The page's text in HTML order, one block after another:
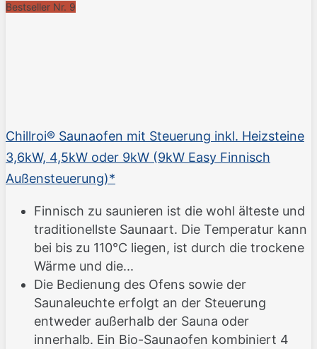
Bestseller Nr. 9
Chillroi® Saunaofen mit Steuerung inkl. Heizsteine
3,6kW, 4,5kW oder 9kW (9kW Easy Finnisch
Außensteuerung)*
Finnisch zu saunieren ist die wohl älteste und
traditionellste Saunaart. Die Temperatur kann
bei bis zu 110°C liegen, ist durch die trockene
Wärme und die...
Die Bedienung des Ofens sowie der
Saunaleuchte erfolgt an der Steuerung
entweder außerhalb der Sauna oder
innerhalb. Ein Bio-Saunaofen kombiniert 4